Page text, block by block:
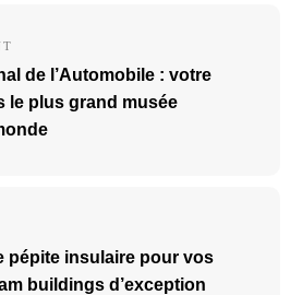
de l’Automobile : votre
le plus grand musée
pépite insulaire pour vos
buildings d’exception